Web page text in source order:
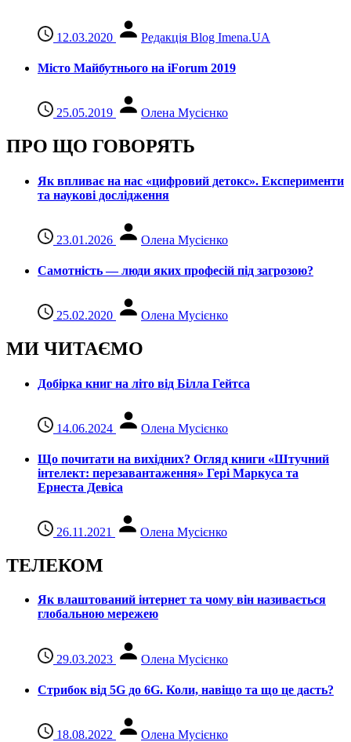
12.03.2020 Редакція Blog Imena.UA
Місто Майбутнього на iForum 2019
25.05.2019 Олена Мусієнко
ПРО ЩО ГОВОРЯТЬ
Як впливає на нас «цифровий детокс». Експерименти
та наукові дослідження
23.01.2026 Олена Мусієнко
Самотність — люди яких професій під загрозою?
25.02.2020 Олена Мусієнко
МИ ЧИТАЄМО
Добірка книг на літо від Білла Гейтса
14.06.2024 Олена Мусієнко
Що почитати на вихідних? Огляд книги «Штучний
інтелект: перезавантаження» Гері Маркуса та
Ернеста Девіса
26.11.2021 Олена Мусієнко
ТЕЛЕКОМ
Як влаштований інтернет та чому він називається
глобальною мережею
29.03.2023 Олена Мусієнко
Стрибок від 5G до 6G. Коли, навіщо та що це даcть?
18.08.2022 Олена Мусієнко